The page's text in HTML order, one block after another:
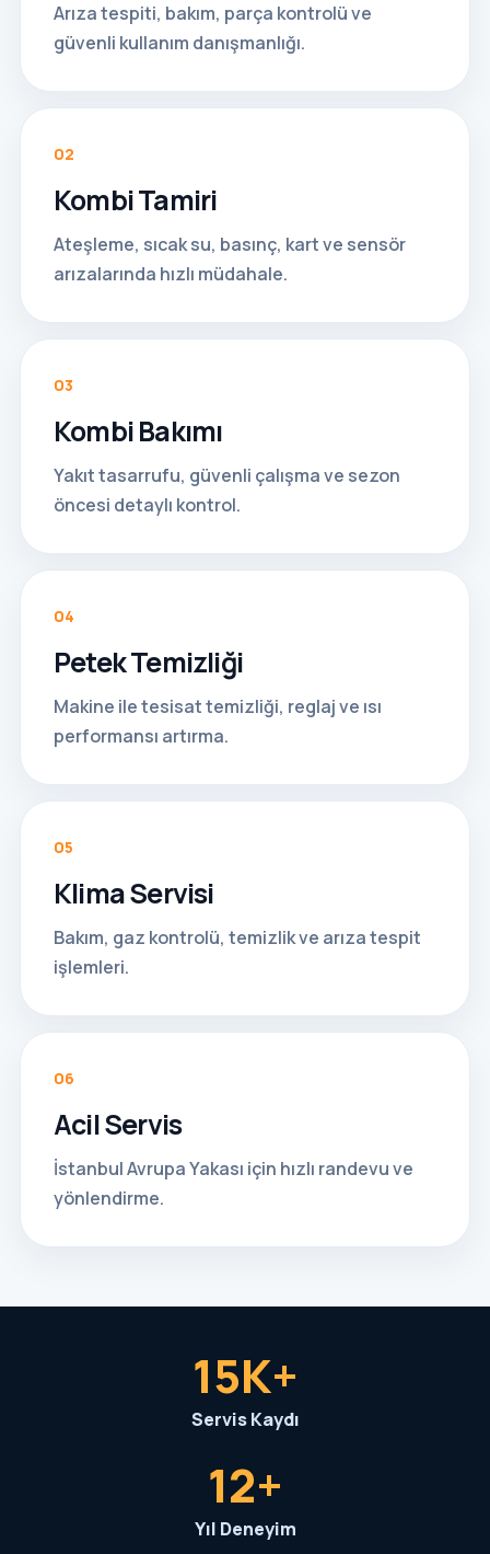
Arıza tespiti, bakım, parça kontrolü ve
güvenli kullanım danışmanlığı.
02
Kombi Tamiri
Ateşleme, sıcak su, basınç, kart ve sensör
arızalarında hızlı müdahale.
03
Kombi Bakımı
Yakıt tasarrufu, güvenli çalışma ve sezon
öncesi detaylı kontrol.
04
Petek Temizliği
Makine ile tesisat temizliği, reglaj ve ısı
performansı artırma.
05
Klima Servisi
Bakım, gaz kontrolü, temizlik ve arıza tespit
işlemleri.
06
Acil Servis
İstanbul Avrupa Yakası için hızlı randevu ve
yönlendirme.
15K+
Servis Kaydı
12+
Yıl Deneyim